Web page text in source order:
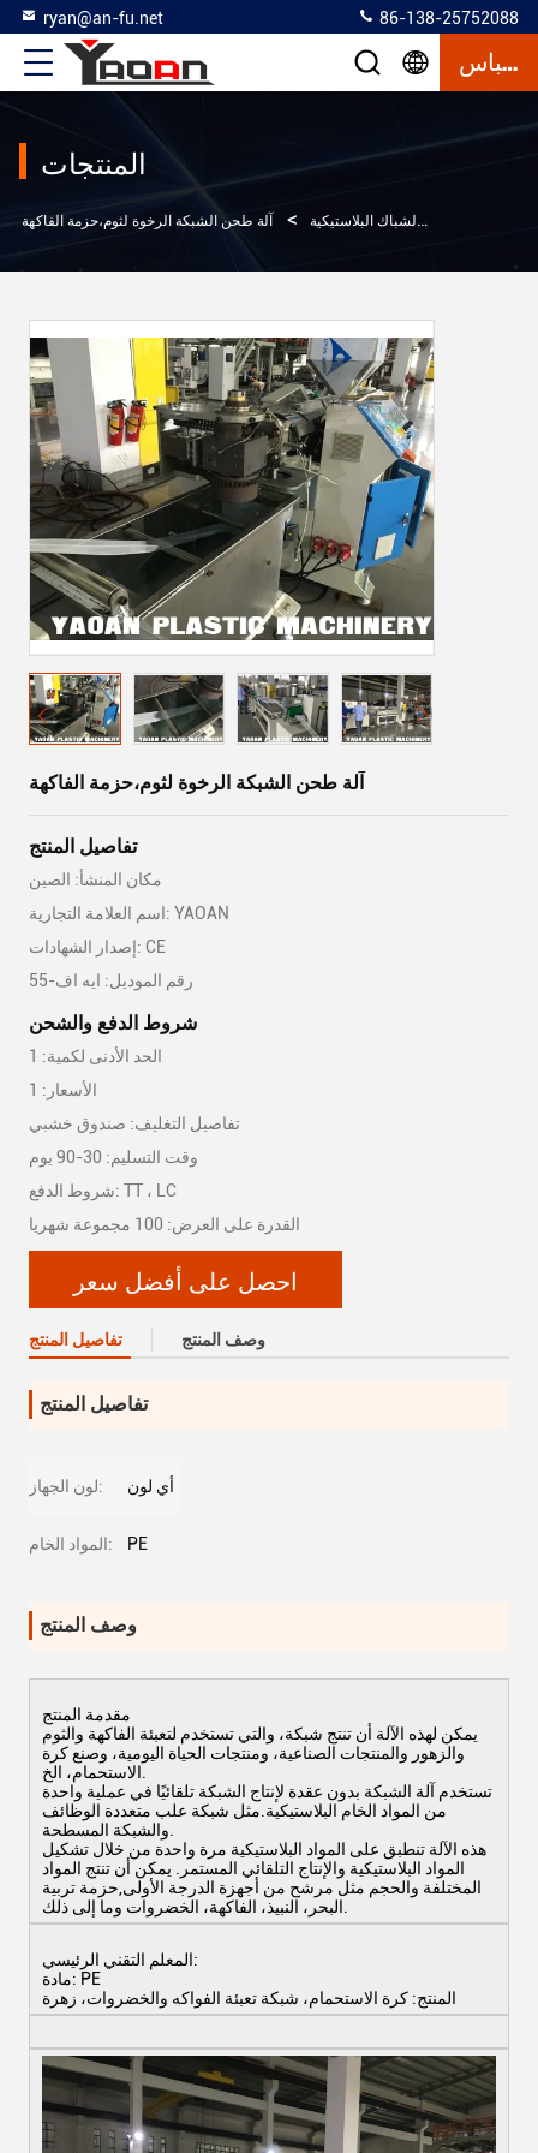
ryan@an-fu.net 86-138-25752088
إقتباس
المنتجات
آلة صنع الشباك البلاستيكية > آلة طحن الشبكة الرخوة لثوم،حزمة الفاكهة
آلة طحن الشبكة الرخوة لثوم،حزمة الفاكهة
تفاصيل المنتج
مكان المنشأ: الصين
اسم العلامة التجارية: YAOAN
إصدار الشهادات: CE
رقم الموديل: ايه اف-55
شروط الدفع والشحن
الحد الأدنى لكمية: 1
الأسعار: 1
تفاصيل التغليف: صندوق خشبي
وقت التسليم: 30-90 يوم
شروط الدفع: TT ، LC
القدرة على العرض: 100 مجموعة شهريا
احصل على أفضل سعر
تفاصيل المنتج وصف المنتج
تفاصيل المنتج
لون الجهاز: أي لون
المواد الخام: PE
وصف المنتج
مقدمة المنتج
يمكن لهذه الآلة أن تنتج شبكة، والتي تستخدم لتعبئة الفاكهة والثوم
والزهور والمنتجات الصناعية، ومنتجات الحياة اليومية، وصنع كرة
الاستحمام، الخ.
تستخدم آلة الشبكة بدون عقدة لإنتاج الشبكة تلقائيًا في عملية واحدة
من المواد الخام البلاستيكية.مثل شبكة علب متعددة الوظائف
والشبكة المسطحة.
هذه الآلة تنطبق على المواد البلاستيكية مرة واحدة من خلال تشكيل
المواد البلاستيكية والإنتاج التلقائي المستمر. يمكن أن تنتج المواد
المختلفة والحجم مثل مرشح من أجهزة الدرجة الأولى,حزمة تربية
البحر، النبيذ، الفاكهة، الخضروات وما إلى ذلك.
المعلم التقني الرئيسي:
مادة: PE
المنتج: كرة الاستحمام، شبكة تعبئة الفواكه والخضروات، زهرة